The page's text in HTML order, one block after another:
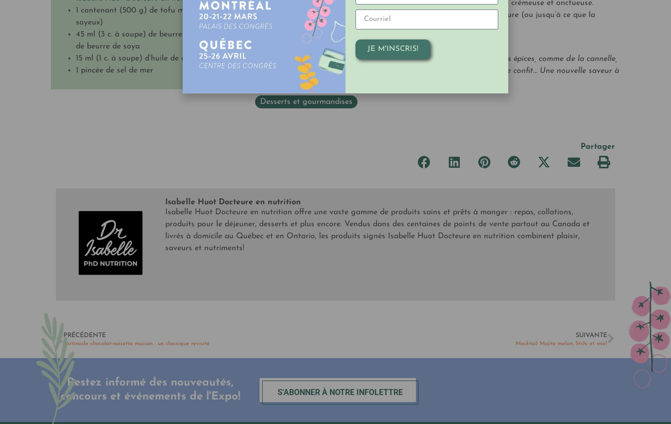
1 contenant (500 g) de tofu mou (ou
soyeux)
45 ml (3 c. à soupe) de beurre de noix ou
de beurre de soya
15 ml (1 c. à soupe) d’huile de coco fondue
1 pincée de sel de mer
Ajouter le chocolat fondu. Pulser jusqu’à l’obtention d’une texture crémeuse et onctueuse.
Verser dans des ramequins. Mettre au réfrigérateur pendant 1 heure (ou jusqu’à ce que la
mousse soit froide).
Sortir du réfrigérateur. Servir et déguster!
Vous pouvez également assaisonner votre mousse au chocolat avec des épices, comme de la cannelle,
de la cardamome, de la muscade, du piment d’Espelette, du gingembre confit… Une nouvelle saveur à
tous les coups!
Desserts et gourmandises
Partager
Isabelle Huot Docteure en nutrition
Isabelle Huot Docteure en nutrition offre une vaste gamme de produits sains et prêts à manger : repas, collations,
produits pour le déjeuner, desserts et plus encore. Vendus dans des centaines de points de vente partout au Canada et
livrés à domicile au Québec et en Ontario, les produits signés Isabelle Huot Docteure en nutrition combinent plaisir,
saveurs et nutriments!
PRÉCÉDENTE
Tartinade chocolat-noisette maison : un classique revisité
SUIVANTE
Mocktail Mojito melon, litchi et miel
Restez informé des nouveautés,
concours et événements de l'Expo!
S'ABONNER À NOTRE INFOLETTRE
JE M'INSCRIS!